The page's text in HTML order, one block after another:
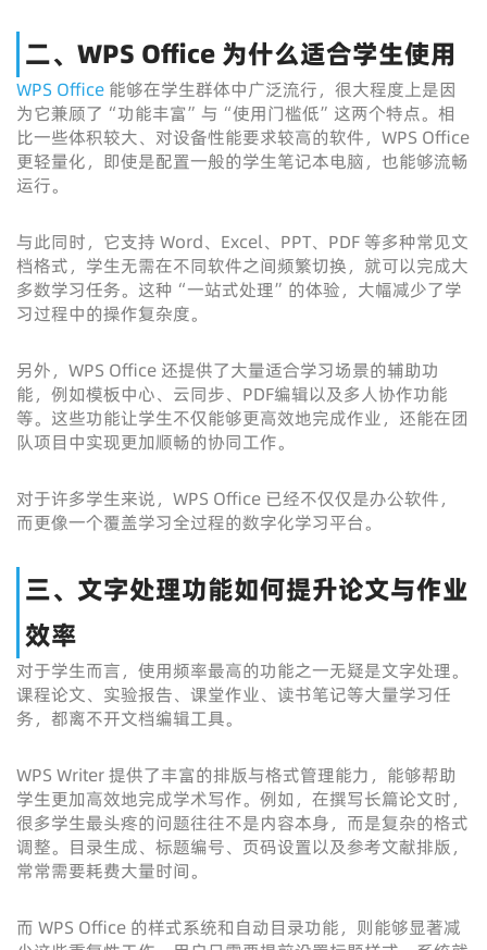
二、WPS Office 为什么适合学生使用
WPS Office 能够在学生群体中广泛流行，很大程度上是因
为它兼顾了“功能丰富”与“使用门槛低”这两个特点。相
比一些体积较大、对设备性能要求较高的软件，WPS Office
更轻量化，即使是配置一般的学生笔记本电脑，也能够流畅
运行。
与此同时，它支持 Word、Excel、PPT、PDF 等多种常见文
档格式，学生无需在不同软件之间频繁切换，就可以完成大
多数学习任务。这种“一站式处理”的体验，大幅减少了学
习过程中的操作复杂度。
另外，WPS Office 还提供了大量适合学习场景的辅助功
能，例如模板中心、云同步、PDF编辑以及多人协作功能
等。这些功能让学生不仅能够更高效地完成作业，还能在团
队项目中实现更加顺畅的协同工作。
对于许多学生来说，WPS Office 已经不仅仅是办公软件，
而更像一个覆盖学习全过程的数字化学习平台。
三、文字处理功能如何提升论文与作业
效率
对于学生而言，使用频率最高的功能之一无疑是文字处理。
课程论文、实验报告、课堂作业、读书笔记等大量学习任
务，都离不开文档编辑工具。
WPS Writer 提供了丰富的排版与格式管理能力，能够帮助
学生更加高效地完成学术写作。例如，在撰写长篇论文时，
很多学生最头疼的问题往往不是内容本身，而是复杂的格式
调整。目录生成、标题编号、页码设置以及参考文献排版，
常常需要耗费大量时间。
而 WPS Office 的样式系统和自动目录功能，则能够显著减